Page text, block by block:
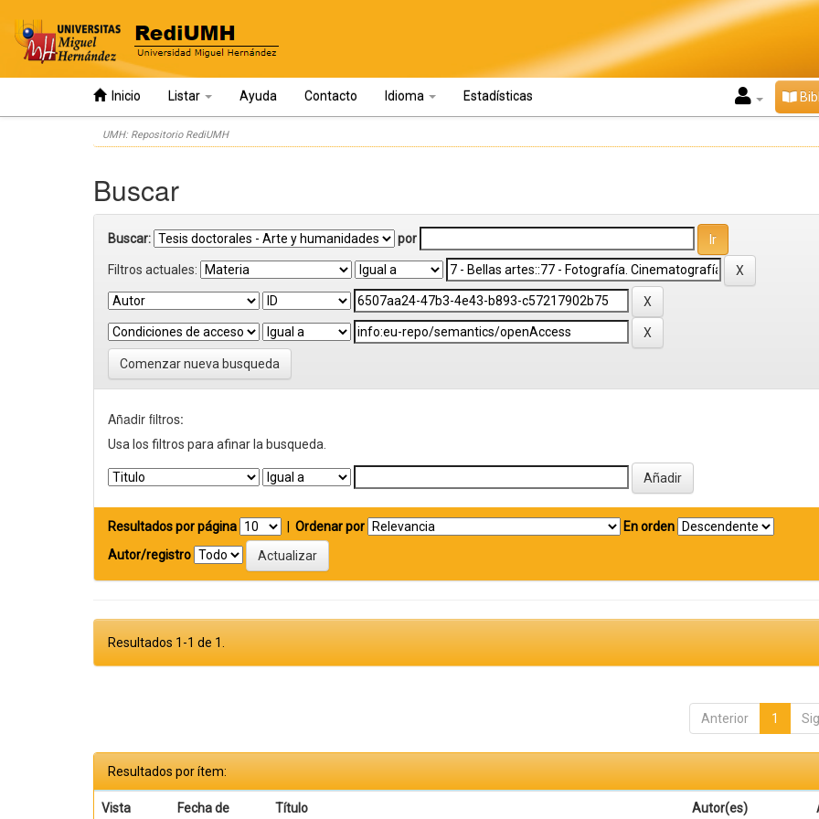
Inicio Listar Ayuda Contacto Idioma Estadísticas
UMH: Repositorio RediUMH
Buscar
Buscar: por
Filtros actuales:
Comenzar nueva busqueda
Añadir filtros:
Usa los filtros para afinar la busqueda.
Resultados por página Ordenar por
En orden
Autor/registro
Resultados 1-1 de 1.
Anterior 1
Resultados por ítem:
Vista Fecha de Título Autor(es)